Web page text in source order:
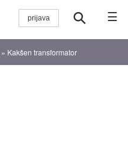
☰
» Kakšen transformator